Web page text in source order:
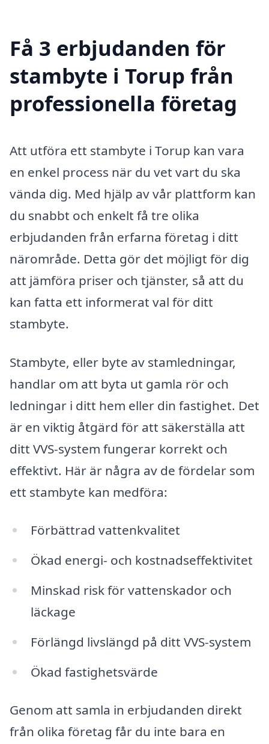
Få 3 erbjudanden för
stambyte i Torup från
professionella företag
Att utföra ett stambyte i Torup kan vara
en enkel process när du vet vart du ska
vända dig. Med hjälp av vår plattform kan
du snabbt och enkelt få tre olika
erbjudanden från erfarna företag i ditt
närområde. Detta gör det möjligt för dig
att jämföra priser och tjänster, så att du
kan fatta ett informerat val för ditt
stambyte.
Stambyte, eller byte av stamledningar,
handlar om att byta ut gamla rör och
ledningar i ditt hem eller din fastighet. Det
är en viktig åtgärd för att säkerställa att
ditt VVS-system fungerar korrekt och
effektivt. Här är några av de fördelar som
ett stambyte kan medföra:
Förbättrad vattenkvalitet
Ökad energi- och kostnadseffektivitet
Minskad risk för vattenskador och
läckage
Förlängd livslängd på ditt VVS-system
Ökad fastighetsvärde
Genom att samla in erbjudanden direkt
från olika företag får du inte bara en